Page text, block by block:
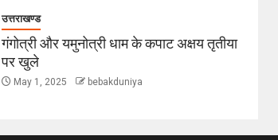
उत्तराखण्ड
गंगोत्री और यमुनोत्री धाम के कपाट अक्षय तृतीया
पर खुले
May 1, 2025 bebakduniya